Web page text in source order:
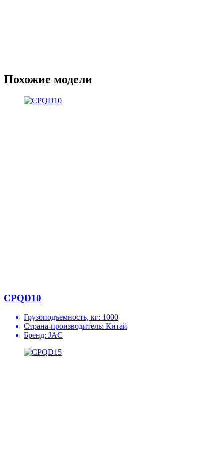
Похожие модели
CPQD10
Грузоподъемность, кг: 1000
Страна-производитель: Китай
Бренд: JAC